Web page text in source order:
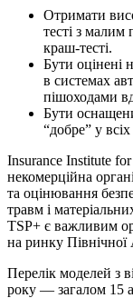
Отримати
тесті з
краш-тесті.
Бути оцінені
в системах
пішоходами
Бути
“добре” у
Insurance Institute
некомерційна
та оцінювання
травм і
TSP+ є важливим
на ринку
Перелік моделей з
року — загалом 15